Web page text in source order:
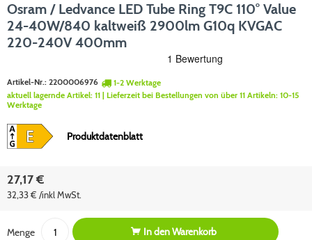
Osram / Ledvance LED Tube Ring T9C 110° Value
24-40W/840 kaltweiß 2900lm G10q KVGAC
220-240V 400mm
Artikel-Nr.: 2200006976
1-2 Werktage
aktuell lagernde Artikel: 11 | Lieferzeit bei Bestellungen von über 11 Artikeln: 10-15
Werktage
Produktdatenblatt
27,17 €
32,33 € /inkl MwSt.
Menge In denWarenkorb